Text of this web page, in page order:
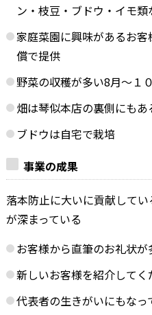
ン・枝豆・ブドウ・イモ
家庭菜園に興味があるお
償で提供
野菜の収穫が多い8月～１
畑は琴似本店の裏側にもあ
ブドウは自宅で栽培
事業の成果
落本防止に大いに貢献して
が深まっている
お客様から直筆のお礼状が
新しいお客様を紹介してく
代表者の生きがいにもなっ